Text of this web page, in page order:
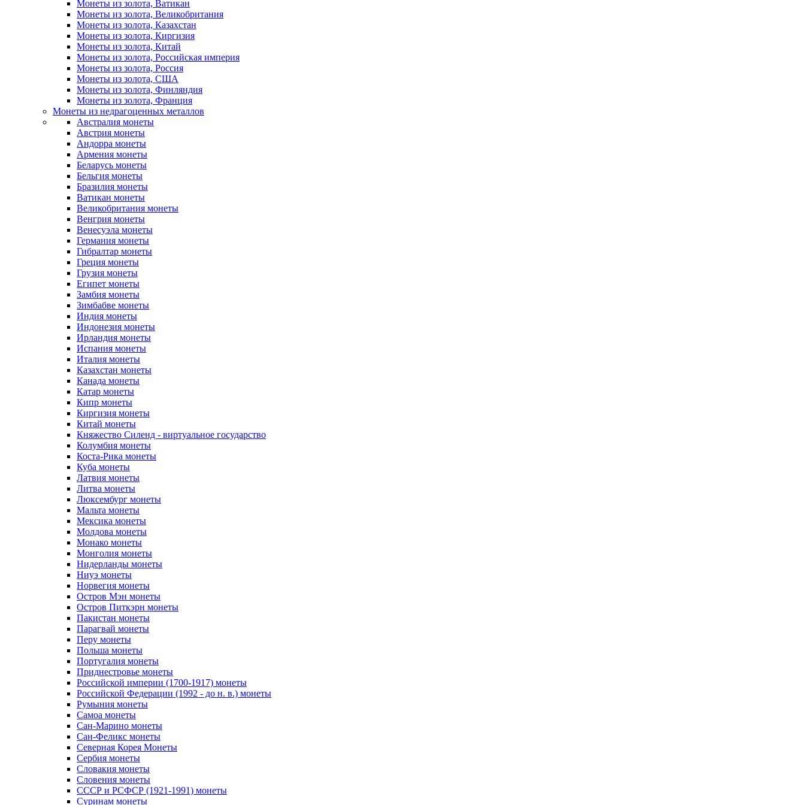
Монеты из золота, Ватикан
Монеты из золота, Великобритания
Монеты из золота, Казахстан
Монеты из золота, Киргизия
Монеты из золота, Китай
Монеты из золота, Российская империя
Монеты из золота, Россия
Монеты из золота, США
Монеты из золота, Финляндия
Монеты из золота, Франция
Монеты из недрагоценных металлов
Австралия монеты
Австрия монеты
Андорра монеты
Армения монеты
Беларусь монеты
Бельгия монеты
Бразилия монеты
Ватикан монеты
Великобритания монеты
Венгрия монеты
Венесуэла монеты
Германия монеты
Гибралтар монеты
Греция монеты
Грузия монеты
Египет монеты
Замбия монеты
Зимбабве монеты
Индия монеты
Индонезия монеты
Ирландия монеты
Испания монеты
Италия монеты
Казахстан монеты
Канада монеты
Катар монеты
Кипр монеты
Киргизия монеты
Китай монеты
Княжество Силенд - виртуальное государство
Колумбия монеты
Коста-Рика монеты
Куба монеты
Латвия монеты
Литва монеты
Люксембург монеты
Мальта монеты
Мексика монеты
Молдова монеты
Монако монеты
Монголия монеты
Нидерланды монеты
Ниуэ монеты
Норвегия монеты
Остров Мэн монеты
Остров Питкэрн монеты
Пакистан монеты
Парагвай монеты
Перу монеты
Польша монеты
Португалия монеты
Приднестровье монеты
Российской империи (1700-1917) монеты
Российской Федерации (1992 - до н. в.) монеты
Румыния монеты
Самоа монеты
Сан-Марино монеты
Сан-Феликс монеты
Северная Корея Монеты
Сербия монеты
Словакия монеты
Словения монеты
СССР и РСФСР (1921-1991) монеты
Суринам монеты